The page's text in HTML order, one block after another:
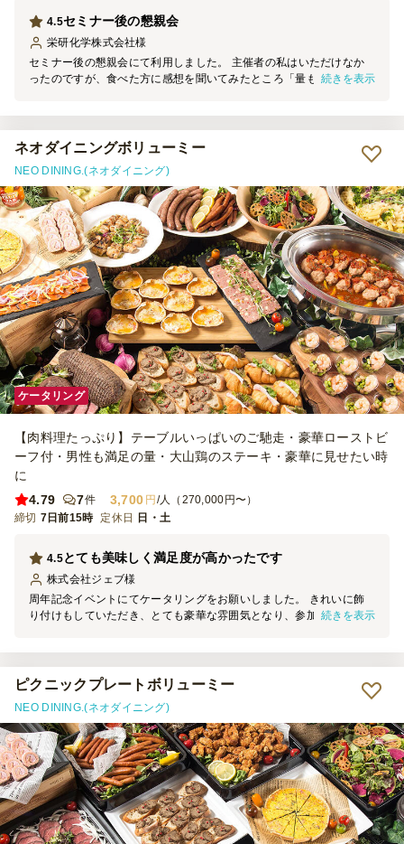
セミナー後の懇親会
4.5
栄研化学株式会社様
セミナー後の懇親会にて利用しました。 主催者の私はいただけなか
ったのですが、食べた方に感想を聞いてみたところ「量も丁度よく、
ぐことができ、 懇親会の時間を有意義に使えたと思います。 またフ
ードロスにもならず、片付けもBoxを捨てるだけなので、こちらも手
間がかからず良かったです。 機会があれば、また利用したいと思い
ます。
続きを表示
ネオダイニングボリューミー
NEO DINING.(ネオダイニング)
ケータリング
【肉料理たっぷり】テーブルいっぱいのご馳走・豪華ローストビ
ーフ付・男性も満足の量・大山鶏のステーキ・豪華に見せたい時
に
4.79
7件 3,700 円 /人（270,000円〜）
締切 7日前15時 定休日 日・土
とても美味しく満足度が高かったです
4.5
株式会社ジェブ様
周年記念イベントにてケータリングをお願いしました。 きれいに飾
り付けもしていただき、とても豪華な雰囲気となり、参加者の方も喜
ローストビーフのカッティングサービスもお願いしましたが、美味し
かったです。 参加メンバーからは食事が美味しかったと言ってもら
えたので、企画した側としてはとてもホッとしました。 お世話にな
りました。
続きを表示
ピクニックプレートボリューミー
NEO DINING.(ネオダイニング)